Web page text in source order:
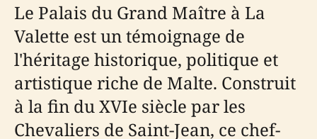
Le Palais du Grand Maître à La
Valette est un témoignage de
l'héritage historique, politique et
artistique riche de Malte. Construit
à la fin du XVIe siècle par les
Chevaliers de Saint-Jean, ce chef-